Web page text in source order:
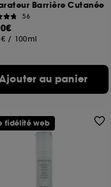
Barrière Cutanée
56
/ 100ml
au panier
fidélité web